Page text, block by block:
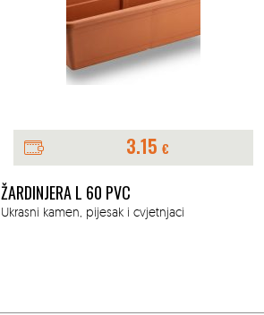
3.15 €
ŽARDINJERA L 60 PVC
Ukrasni kamen, pijesak i cvjetnjaci